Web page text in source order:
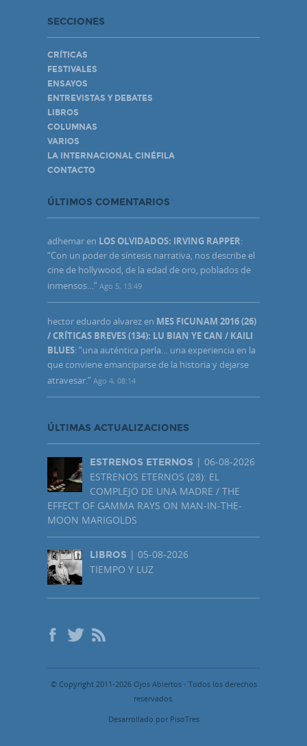
SECCIONES
CRÍTICAS
FESTIVALES
ENSAYOS
ENTREVISTAS Y DEBATES
LIBROS
COLUMNAS
VARIOS
LA INTERNACIONAL CINÉFILA
CONTACTO
ÚLTIMOS COMENTARIOS
adhemar en LOS OLVIDADOS: IRVING RAPPER:
“Con un poder de síntesis narrativa, nos describe el
cine de hollywood, de la edad de oro, poblados de
inmensos… ” Ago 5, 13:49
hector eduardo alvarez en MES FICUNAM 2016 (26)
/ CRÍTICAS BREVES (134): LU BIAN YE CAN / KAILI
BLUES: “una auténtica perla… una experiencia en la
que conviene emanciparse de la historia y dejarse
atravesar.” Ago 4, 08:14
ÚLTIMAS ACTUALIZACIONES
ESTRENOS ETERNOS | 06-08-2026
ESTRENOS ETERNOS (28): EL
COMPLEJO DE UNA MADRE / THE
EFFECT OF GAMMA RAYS ON MAN-IN-THE-
MOON MARIGOLDS
LIBROS | 05-08-2026
TIEMPO Y LUZ
© Copyright 2011-2026 Ojos Abiertos - Todos los derechos
reservados.
Desarrollado por PisoTres